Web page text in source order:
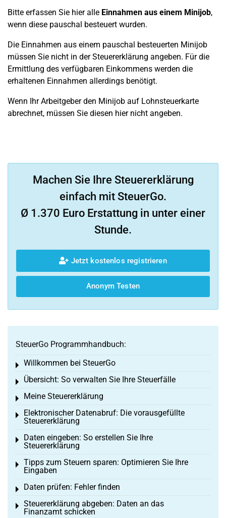
Bitte erfassen Sie hier alle Einnahmen aus einem Minijob,
wenn diese pauschal besteuert wurden.
Die Einnahmen aus einem pauschal besteuerten Minijob
müssen Sie nicht in der Steuererklärung angeben. Für die
Ermittlung des verfügbaren Einkommens werden die
erhaltenen Einnahmen allerdings benötigt.
Wenn Ihr Arbeitgeber den Minijob auf Lohnsteuerkarte
abrechnet, müssen Sie diesen hier nicht angeben.
Machen Sie Ihre Steuererklärung
einfach mit SteuerGo.
Ø 1.370 Euro Erstattung in unter einer
Stunde.
Jetzt kostenlos registrieren
Anonym Testen
SteuerGo Programmhandbuch:
Willkommen bei SteuerGo
Toggle menu
Übersicht: So verwalten Sie Ihre Steuerfälle
Toggle menu
Meine Steuererklärung
Toggle menu
Elektronischer Datenabruf: Die vorausgefüllte
Steuererklärung
Toggle menu
Daten eingeben: So erstellen Sie Ihre
Steuererklärung
Toggle menu
Tipps zum Steuern sparen: Optimieren Sie Ihre
Eingaben
Toggle menu
Daten prüfen: Fehler finden
Toggle menu
Steuererklärung abgeben: Daten an das
Finanzamt schicken
Toggle menu